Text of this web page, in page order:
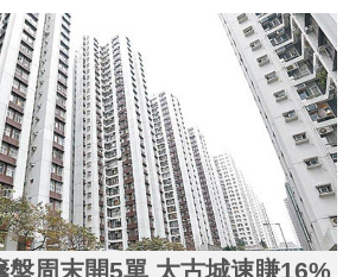
盤周末開5單 太古城速賺16%